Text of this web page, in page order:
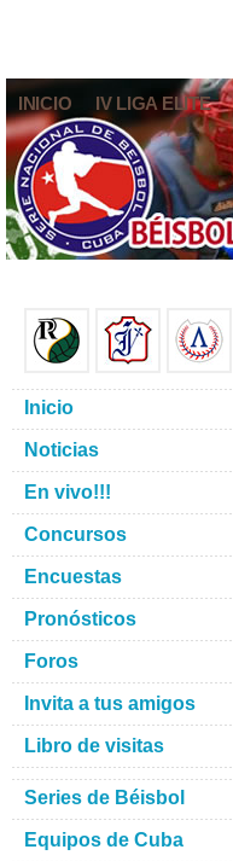
INICIO IV LIGA ELITE
Inicio
Noticias
En vivo!!!
Concursos
Encuestas
Pronósticos
Foros
Invita a tus amigos
Libro de visitas
Series de Béisbol
Equipos de Cuba